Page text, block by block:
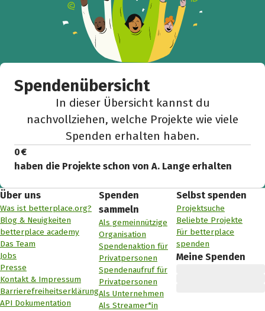
Spendenübersicht
In dieser Übersicht kannst du
nachvollziehen, welche Projekte wie viele
Spenden erhalten haben.
0 €
haben die Projekte schon von A. Lange erhalten
Über uns
Was ist betterplace.org?
Blog & Neuigkeiten
betterplace academy
Das Team
Jobs
Presse
Kontakt & Impressum
Barrierefreiheitserklärung
API Dokumentation
Spenden
sammeln
Als gemeinnützige
Organisation
Spendenaktion für
Privatpersonen
Spendenaufruf für
Privatpersonen
Als Unternehmen
Als Streamer*in
Selbst spenden
Projektsuche
Beliebte Projekte
Für betterplace
spenden
Meine Spenden